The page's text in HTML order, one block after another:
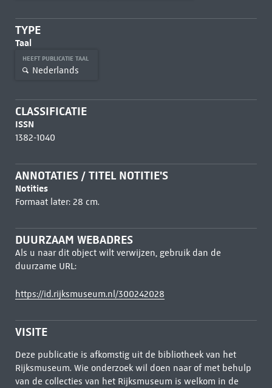
TYPE
Taal
HEEFT PUBLICATIE TAAL
Nederlands
CLASSIFICATIE
ISSN
1382-1040
ANNOTATIES / TITEL NOTITIE'S
Notities
Formaat later: 28 cm.
DUURZAAM WEBADRES
Als u naar dit object wilt verwijzen, gebruik dan de
duurzame URL:
https://id.rijksmuseum.nl/300242028
VISITE
Deze publicatie is afkomstig uit de bibliotheek van het
Rijksmuseum. Wie onderzoek wil doen naar of met behulp
van de collecties van het Rijksmuseum is welkom in de